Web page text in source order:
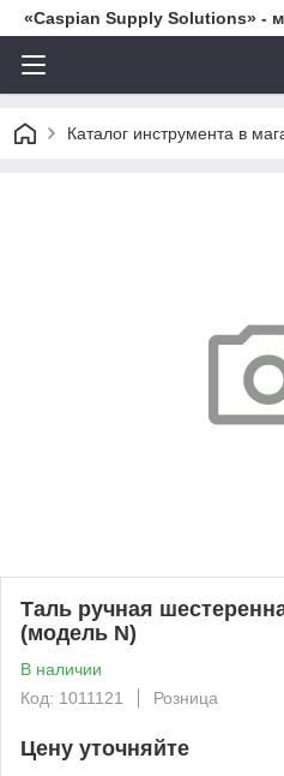
«Caspian Supply Solutions» -
Каталог инструмента в
Таль ручная
(модель N)
В наличии
Код: 1011121
Розница
Цену уточняйте